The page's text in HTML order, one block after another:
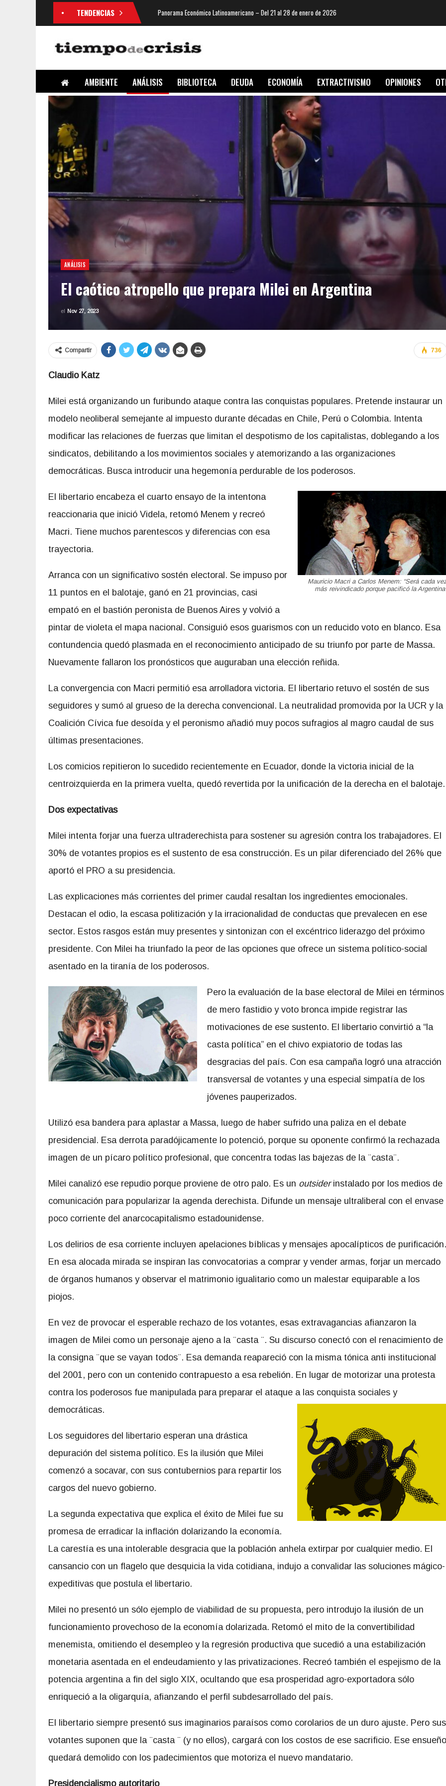
TENDENCIAS Panorama Económico Latinoamericano – Del 21 al 28 de enero de 2026
AMBIENTE ANÁLISIS BIBLIOTECA DEUDA ECONOMÍA EXTRACTIVISMO OPINIONES
ANÁLISIS
El caótico atropello que prepara Milei en Argentina
el Nov 27, 2023
736
Compartir
Claudio Katz
Milei está organizando un furibundo ataque contra las conquistas populares. Pretende instaurar un
modelo neoliberal semejante al impuesto durante décadas en Chile, Perú o Colombia. Intenta
modificar las relaciones de fuerzas que limitan el despotismo de los capitalistas, doblegando a los
sindicatos, debilitando a los movimientos sociales y atemorizando a las organizaciones
democráticas. Busca introducir una hegemonía perdurable de los poderosos.
Mauricio Macri a Carlos Menem: “Será cada
más reivindicado porque pacificó la
El libertario encabeza el cuarto ensayo de la intentona
reaccionaria que inició Videla, retomó Menem y recreó
Macri. Tiene muchos parentescos y diferencias con esa
trayectoria.
Arranca con un significativo sostén electoral. Se impuso por
11 puntos en el balotaje, ganó en 21 provincias, casi
empató en el bastión peronista de Buenos Aires y volvió a
pintar de violeta el mapa nacional. Consiguió esos guarismos con un reducido voto en blanco. Esa
contundencia quedó plasmada en el reconocimiento anticipado de su triunfo por parte de Massa.
Nuevamente fallaron los pronósticos que auguraban una elección reñida.
La convergencia con Macri permitió esa arrolladora victoria. El libertario retuvo el sostén de sus
seguidores y sumó al grueso de la derecha convencional. La neutralidad promovida por la UCR y la
Coalición Cívica fue desoída y el peronismo añadió muy pocos sufragios al magro caudal de sus
últimas presentaciones.
Los comicios repitieron lo sucedido recientemente en Ecuador, donde la victoria inicial de la
centroizquierda en la primera vuelta, quedó revertida por la unificación de la derecha en el balotaje.
Dos expectativas
Milei intenta forjar una fuerza ultraderechista para sostener su agresión contra los trabajadores. El
30% de votantes propios es el sustento de esa construcción. Es un pilar diferenciado del 26% que
aportó el PRO a su presidencia.
Las explicaciones más corrientes del primer caudal resaltan los ingredientes emocionales.
Destacan el odio, la escasa politización y la irracionalidad de conductas que prevalecen en ese
sector. Estos rasgos están muy presentes y sintonizan con el excéntrico liderazgo del próximo
presidente. Con Milei ha triunfado la peor de las opciones que ofrece un sistema político-social
asentado en la tiranía de los poderosos.
Pero la evaluación de la base electoral de Milei en términos
de mero fastidio y voto bronca impide registrar las
motivaciones de ese sustento. El libertario convirtió a “la
casta política” en el chivo expiatorio de todas las
desgracias del país. Con esa campaña logró una atracción
transversal de votantes y una especial simpatía de los
jóvenes pauperizados.
Utilizó esa bandera para aplastar a Massa, luego de haber sufrido una paliza en el debate
presidencial. Esa derrota paradójicamente lo potenció, porque su oponente confirmó la rechazada
imagen de un pícaro político profesional, que concentra todas las bajezas de la ¨casta¨.
Milei canalizó ese repudio porque proviene de otro palo. Es un outsiderinstalado por los medios de
comunicación para popularizar la agenda derechista. Difunde un mensaje ultraliberal con el envase
poco corriente del anarcocapitalismo estadounidense.
Los delirios de esa corriente incluyen apelaciones bíblicas y mensajes apocalípticos de purificación.
En esa alocada mirada se inspiran las convocatorias a comprar y vender armas, forjar un mercado
de órganos humanos y observar el matrimonio igualitario como un malestar equiparable a los
piojos.
En vez de provocar el esperable rechazo de los votantes, esas extravagancias afianzaron la
imagen de Milei como un personaje ajeno a la ¨casta ¨. Su discurso conectó con el renacimiento de
la consigna ¨que se vayan todos¨. Esa demanda reapareció con la misma tónica anti institucional
del 2001, pero con un contenido contrapuesto a esa rebelión. En lugar de motorizar una protesta
contra los poderosos fue manipulada para preparar el ataque a las conquista sociales y
democráticas.
Los seguidores del libertario esperan una drástica
depuración del sistema político. Es la ilusión que Milei
comenzó a socavar, con sus contubernios para repartir los
cargos del nuevo gobierno.
La segunda expectativa que explica el éxito de Milei fue su
promesa de erradicar la inflación dolarizando la economía.
La carestía es una intolerable desgracia que la población anhela extirpar por cualquier medio. El
cansancio con un flagelo que desquicia la vida cotidiana, indujo a convalidar las soluciones mágico-
expeditivas que postula el libertario.
Milei no presentó un sólo ejemplo de viabilidad de su propuesta, pero introdujo la ilusión de un
funcionamiento provechoso de la economía dolarizada. Retomó el mito de la convertibilidad
menemista, omitiendo el desempleo y la regresión productiva que sucedió a una estabilización
monetaria asentada en el endeudamiento y las privatizaciones. Recreó también el espejismo de la
potencia argentina a fin del siglo XIX, ocultando que esa prosperidad agro-exportadora sólo
enriqueció a la oligarquía, afianzando el perfil subdesarrollado del país.
El libertario siempre presentó sus imaginarios paraísos como corolarios de un duro ajuste. Pero sus
votantes suponen que la ¨casta ¨ (y no ellos), cargará con los costos de ese sacrificio. Ese ensueño
quedará demolido con los padecimientos que motoriza el nuevo mandatario.
Presidencialismo autoritario